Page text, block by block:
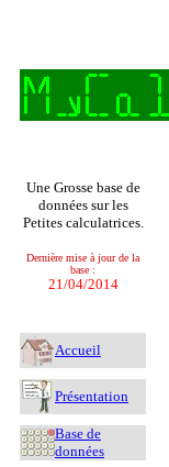
Une Grosse base de
données sur les
Petites calculatrices.
Dernière mise à jour de la
base :
21/04/2014
Accueil
Présentation
Base de
données